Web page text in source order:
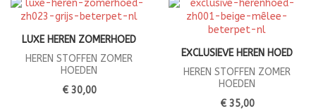
LUXE HEREN ZOMERHOED
HEREN STOFFEN ZOMER
HOEDEN
€ 30,00
EXCLUSIEVE HEREN HOED
HEREN STOFFEN ZOMER
HOEDEN
€ 35,00